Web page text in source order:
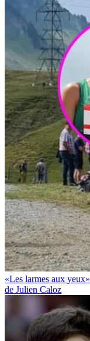
«Les larmes aux
de Julien Caloz